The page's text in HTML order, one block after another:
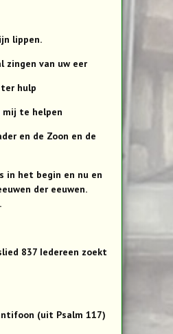
lippen.
zingen van uw eer
ter hulp
mij te helpen
en de Zoon en de
in het begin en nu en
der eeuwen.
837 Iedereen zoekt
(uit Psalm 117)